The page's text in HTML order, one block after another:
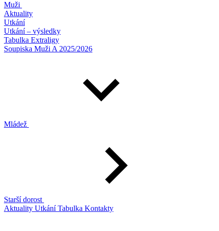
Muži
Aktuality
Utkání
Utkání – výsledky
Tabulka Extraligy
Soupiska Muži A 2025/2026
Mládež
Starší dorost
Aktuality UtkáníTabulka Kontakty